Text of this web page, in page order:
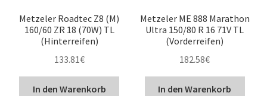
Metzeler Roadtec Z8 (M)
160/60 ZR 18 (70W) TL
(Hinterreifen)
133.81€
In den Warenkorb
Metzeler ME 888 Marathon
Ultra 150/80 R 16 71V TL
(Vorderreifen)
182.58€
In den Warenkorb